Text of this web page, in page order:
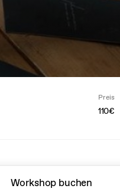
Preis
110€
Workshop buchen